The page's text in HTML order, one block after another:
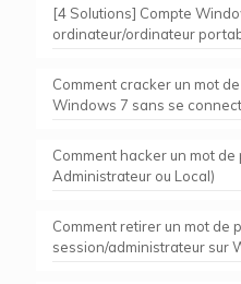
[4 Solutions] Compte
ordinateur/ordinateur
Comment cracker un mot
Windows 7 sans se
Comment hacker un mot
Administrateur ou Local)
Comment retirer un mot de
session/administrateur sur